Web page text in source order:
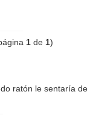
1de 1)
ratón le sentaría de